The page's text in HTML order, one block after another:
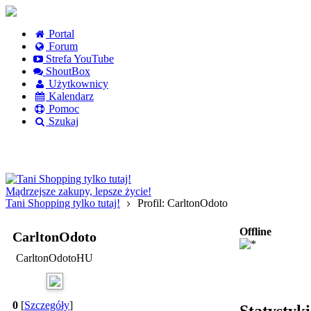
Portal
Forum
Strefa YouTube
ShoutBox
Użytkownicy
Kalendarz
Pomoc
Szukaj
Mądrzejsze zakupy, lepsze życie!
Tani Shopping tylko tutaj!
Profil: CarltonOdoto
CarltonOdoto
CarltonOdotoHU
0 [Szczegóły]
Offline